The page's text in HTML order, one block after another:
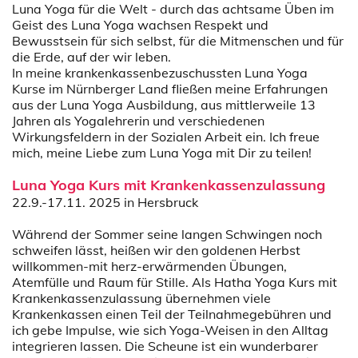
Luna Yoga für die Welt - durch das achtsame Üben im
Geist des Luna Yoga wachsen Respekt und
Bewusstsein für sich selbst, für die Mitmenschen und für
die Erde, auf der wir leben.
In meine krankenkassenbezuschussten Luna Yoga
Kurse im Nürnberger Land fließen meine Erfahrungen
aus der Luna Yoga Ausbildung, aus mittlerweile 13
Jahren als Yogalehrerin und verschiedenen
Wirkungsfeldern in der Sozialen Arbeit ein. Ich freue
mich, meine Liebe zum Luna Yoga mit Dir zu teilen!
Luna Yoga Kurs mit Krankenkassenzulassung
22.9.-17.11. 2025 in Hersbruck
Während der Sommer seine langen Schwingen noch
schweifen lässt, heißen wir den goldenen Herbst
willkommen-mit herz-erwärmenden Übungen,
Atemfülle und Raum für Stille. Als Hatha Yoga Kurs mit
Krankenkassenzulassung übernehmen viele
Krankenkassen einen Teil der Teilnahmegebühren und
ich gebe Impulse, wie sich Yoga-Weisen in den Alltag
integrieren lassen. Die Scheune ist ein wunderbarer